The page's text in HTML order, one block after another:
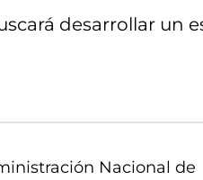
desarrollar un
Nacional de